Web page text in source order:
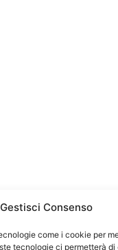
Gestisci Consenso
come i cookie per
tecnologie ci permetterà